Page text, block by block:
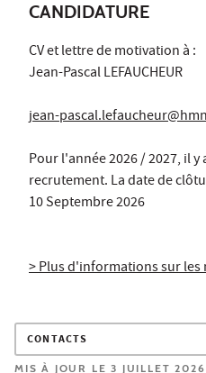
CANDIDATURE
CV et lettre de motivation à :
Jean-Pascal LEFAUCHEUR
jean-
Pour l'année 2026 / 2027, il
recrutement. La date de
10 Septembre 2026
> Plus d'informations sur
CONTACTS
MIS À JOUR LE 3 JUILLET 2026